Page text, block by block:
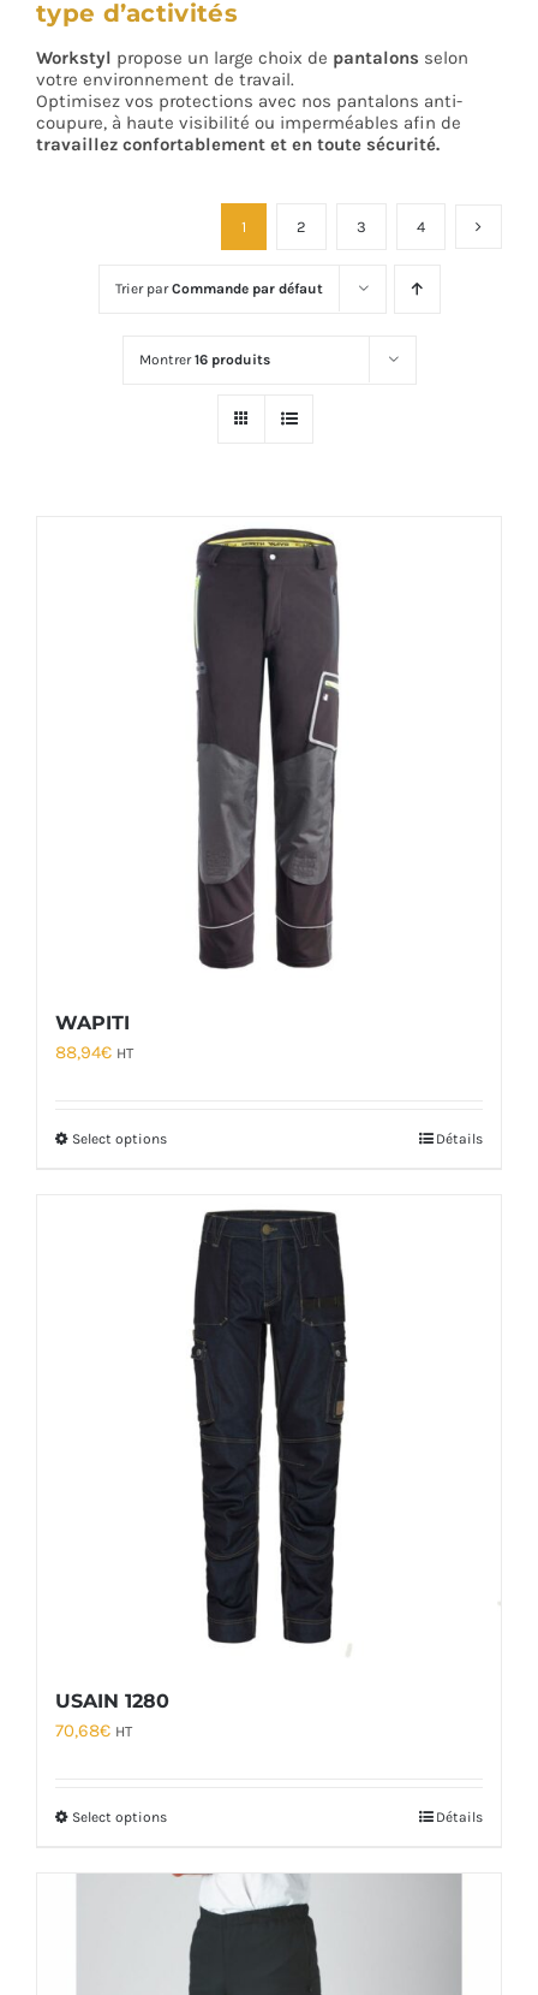
type d’activités
Workstyl propose un large choix de pantalons selon
votre environnement de travail.
Optimisez vos protections avec nos pantalons anti-
coupure, à haute visibilité ou imperméables afin de
travaillez confortablement et en toute sécurité.
1 2 3 4
Trier parCommande par défaut
Montrer16 produits
WAPITI
88,94€ HT
Select options Détails
USAIN 1280
70,68€ HT
Select options Détails